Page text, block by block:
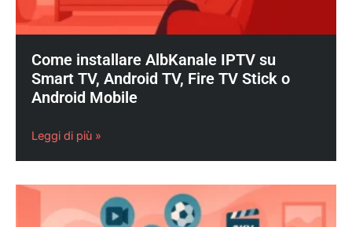
Come installare AlbKanale IPTV su
Smart TV, Android TV, Fire TV Stick o
Android Mobile
Leggi di più »